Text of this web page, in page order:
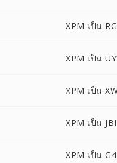
XPM เป็น
XPM เป็น
XPM เป็น
XPM เป็น
XPM เป็น G4